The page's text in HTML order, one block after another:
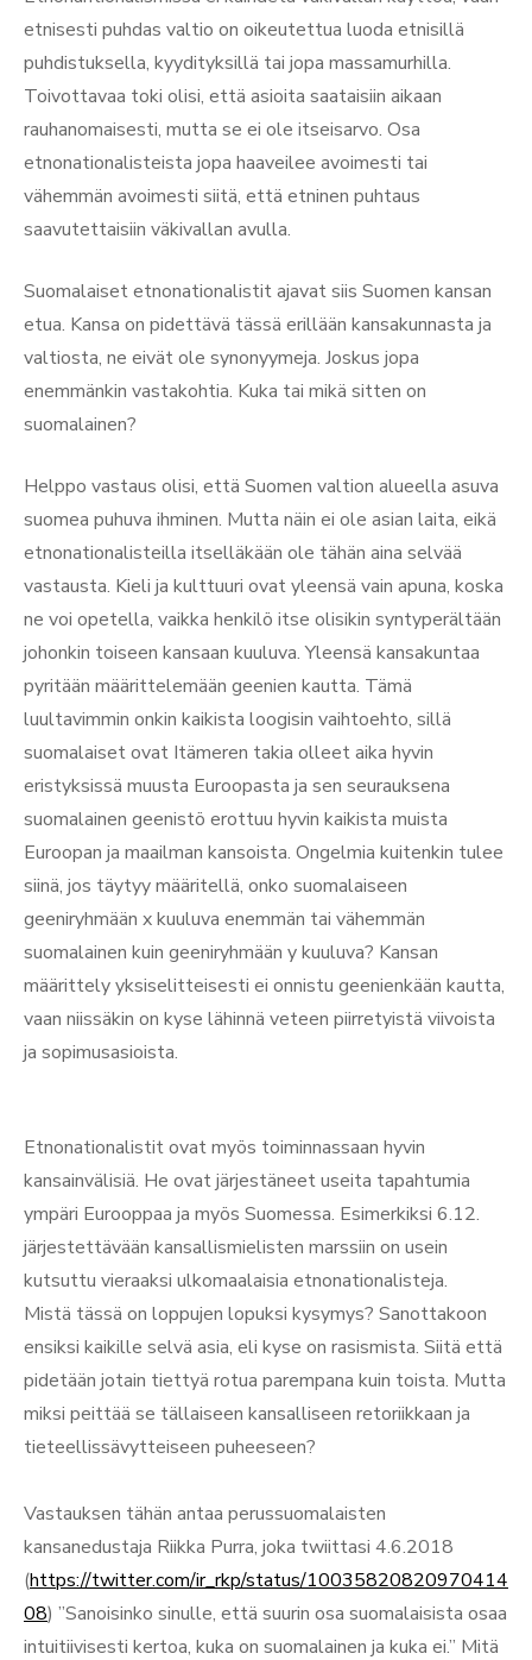
etnisesti puhdas valtio on oikeutettua luoda etnisillä
puhdistuksella, kyydityksillä tai jopa massamurhilla.
Toivottavaa toki olisi, että asioita saataisiin aikaan
rauhanomaisesti, mutta se ei ole itseisarvo. Osa
etnonationalisteista jopa haaveilee avoimesti tai
vähemmän avoimesti siitä, että etninen puhtaus
saavutettaisiin väkivallan avulla.
Suomalaiset etnonationalistit ajavat siis Suomen kansan
etua. Kansa on pidettävä tässä erillään kansakunnasta ja
valtiosta, ne eivät ole synonyymeja. Joskus jopa
enemmänkin vastakohtia. Kuka tai mikä sitten on
suomalainen?
Helppo vastaus olisi, että Suomen valtion alueella asuva
suomea puhuva ihminen. Mutta näin ei ole asian laita, eikä
etnonationalisteilla itselläkään ole tähän aina selvää
vastausta. Kieli ja kulttuuri ovat yleensä vain apuna, koska
ne voi opetella, vaikka henkilö itse olisikin syntyperältään
johonkin toiseen kansaan kuuluva. Yleensä kansakuntaa
pyritään määrittelemään geenien kautta. Tämä
luultavimmin onkin kaikista loogisin vaihtoehto, sillä
suomalaiset ovat Itämeren takia olleet aika hyvin
eristyksissä muusta Euroopasta ja sen seurauksena
suomalainen geenistö erottuu hyvin kaikista muista
Euroopan ja maailman kansoista. Ongelmia kuitenkin tulee
siinä, jos täytyy määritellä, onko suomalaiseen
geeniryhmään x kuuluva enemmän tai vähemmän
suomalainen kuin geeniryhmään y kuuluva? Kansan
määrittely yksiselitteisesti ei onnistu geenienkään kautta,
vaan niissäkin on kyse lähinnä veteen piirretyistä viivoista
ja sopimusasioista.
Etnonationalistit ovat myös toiminnassaan hyvin
kansainvälisiä. He ovat järjestäneet useita tapahtumia
ympäri Eurooppaa ja myös Suomessa. Esimerkiksi 6.12.
järjestettävään kansallismielisten marssiin on usein
kutsuttu vieraaksi ulkomaalaisia etnonationalisteja.
Mistä tässä on loppujen lopuksi kysymys? Sanottakoon
ensiksi kaikille selvä asia, eli kyse on rasismista. Siitä että
pidetään jotain tiettyä rotua parempana kuin toista. Mutta
miksi peittää se tällaiseen kansalliseen retoriikkaan ja
tieteellissävytteiseen puheeseen?
Vastauksen tähän antaa perussuomalaisten
kansanedustaja Riikka Purra, joka twiittasi 4.6.2018
(https://twitter.com/ir_rkp/status/10035820820970414
08) ”Sanoisinko sinulle, että suurin osa suomalaisista osaa
intuitiivisesti kertoa, kuka on suomalainen ja kuka ei.” Mitä